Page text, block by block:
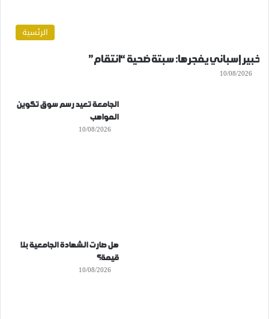
الرئسية
خبير إسباني يفجرها: سبتة ضحية “انتقام”
10/08/2026
الجامعة تعيد رسم سوق تكوين
المواهب
10/08/2026
هل صارت الشهادة الجامعية بلا
قيمة؟
10/08/2026